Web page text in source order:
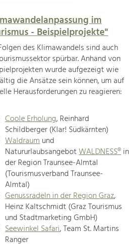
im
- Beispielprojekte"
des Klimawandels sind auch
spürbar. Anhand von
wurde aufgezeigt wie
die Ansätze sein können, um auf
Herausforderungen zu reagieren:
Coole Erholung, Reinhard
Schildberger (Klar! Südkärnten)
Waldraumund
NatururlaubsangebotWALDNESS®in
der Region Traunsee-Almtal
(Tourismusverband Traunsee-
Almtal)
Genussradeln in der Region Graz,
Heinz Kaltschmidt (Graz Tourismus
und Stadtmarketing GmbH)
Seewinkel Safari, Team St. Martins
Ranger